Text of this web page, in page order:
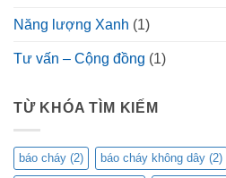
Năng lượng Xanh (1)
Tư vấn – Cộng đồng (1)
TỪ KHÓA TÌM KIẾM
báo cháy (2) báo cháy không dây (2)